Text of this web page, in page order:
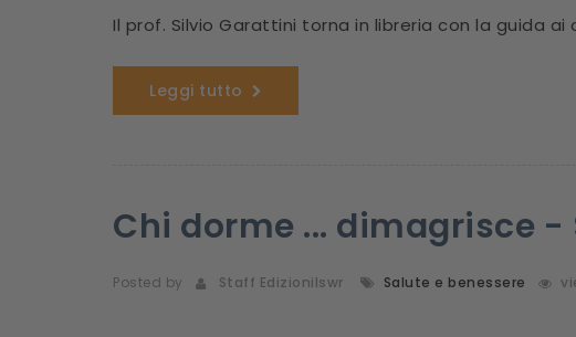
Il prof. Silvio Garattini torna in libreria con la guida
Leggi tutto
Chi dorme ... dimagrisce
Posted by Staff Edizionilswr Salute e benessere